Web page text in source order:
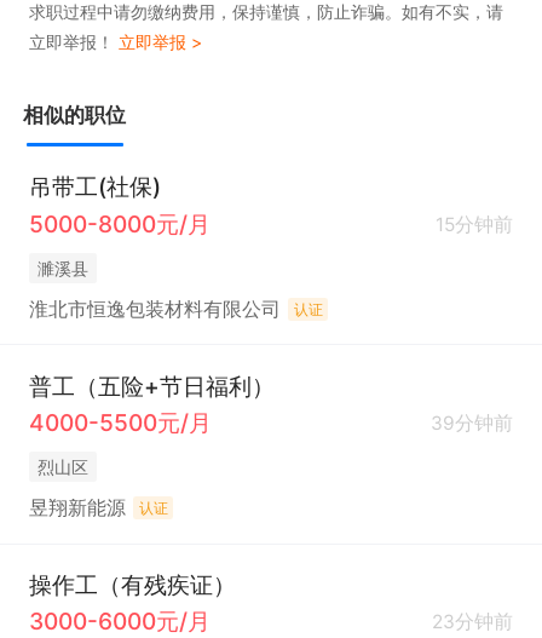
求职过程中请勿缴纳费用，保持谨慎，防止诈骗。如有不实，请
立即举报！ 立即举报 >
相似的职位
吊带工(社保)
5000-8000元/月
15分钟前
濉溪县
淮北市恒逸包装材料有限公司 认证
普工（五险+节日福利）
4000-5500元/月
39分钟前
烈山区
昱翔新能源 认证
操作工（有残疾证）
3000-6000元/月
23分钟前